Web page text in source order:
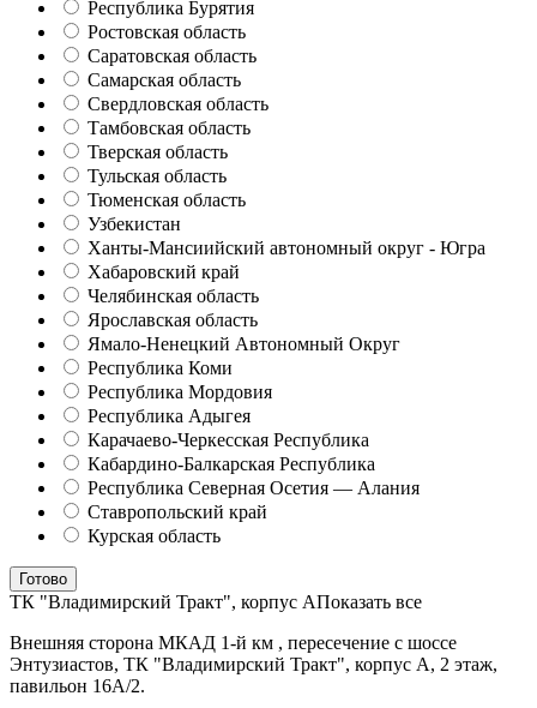
Республика Бурятия
Ростовская область
Саратовская область
Самарская область
Свердловская область
Тамбовская область
Тверская область
Тульская область
Тюменская область
Узбекистан
Ханты-Мансиийский автономный округ - Югра
Хабаровский край
Челябинская область
Ярославская область
Ямало-Ненецкий Автономный Округ
Республика Коми
Республика Мордовия
Республика Адыгея
Карачаево-Черкесская Республика
Кабардино-Балкарская Республика
Республика Северная Осетия — Алания
Ставропольский край
Курская область
Готово
ТК "Владимирский Тракт", корпус АПоказать все
Внешняя сторона МКАД 1-й км , пересечение с шоссе
Энтузиастов, ТК "Владимирский Тракт", корпус А, 2 этаж,
павильон 16А/2.